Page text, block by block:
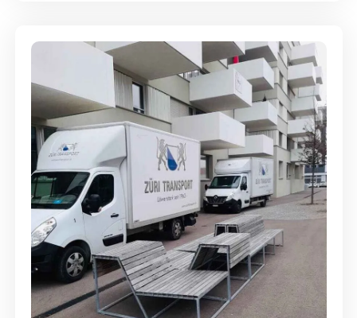
Umzugsreinigung - mit
Abgabegarantie